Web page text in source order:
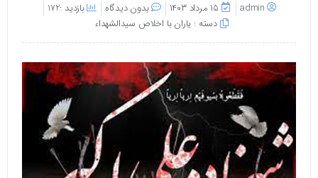
admin ۱۵ مرداد ۱۴۰۳ بدون دیدگاه
بازدید :172
دسته :یاران با اخلاص سیدالشهداء